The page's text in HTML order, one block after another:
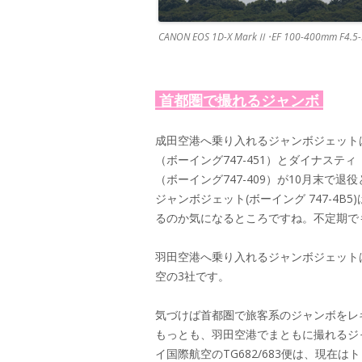
CANON EOS 1D-X MarkⅡ･EF 100-400mm
首都圏で撮れるジャンボ
成田空港へ乗り入れるジャンボジェッ
（ボーイング747-451）とダイナステ
（ボーイング747-409）が10月末で退
ジャンボジェット(ボーイング 747-
るのか気になるところですね。不定期
羽田空港へ乗り入れるジャンボジェッ
空の3社です。
気づけば首都圏で旅客系のジャンボを
もっとも、羽田空港でまともに撮れる
イ国際航空のTG682/683便は、現在は